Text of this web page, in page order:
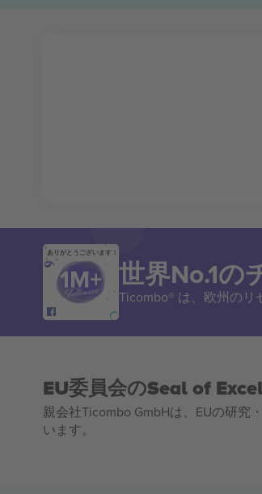
ありがとうございます！
世界No.1の
Ticombo® は、欧州のリ
EU委員会のSeal of
親会社Ticombo GmbHは、EUの研
います。